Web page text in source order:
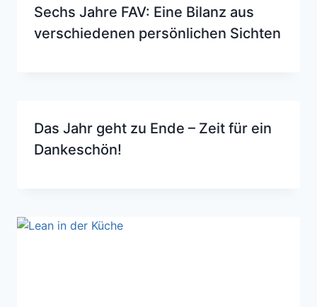
Sechs Jahre FAV: Eine Bilanz aus
verschiedenen persönlichen Sichten
Das Jahr geht zu Ende – Zeit für ein
Dankeschön!